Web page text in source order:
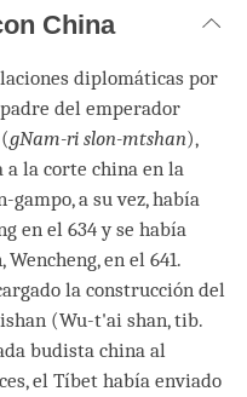
China
diplomáticas por
del emperador
gNam-ri slon-mtshan),
la corte china en la
gampo, a su vez, había
en el 634 y se había
en el 641.
la construcción del
(Wu-t'ai shan, tib.
budista china al
el Tíbet había enviado